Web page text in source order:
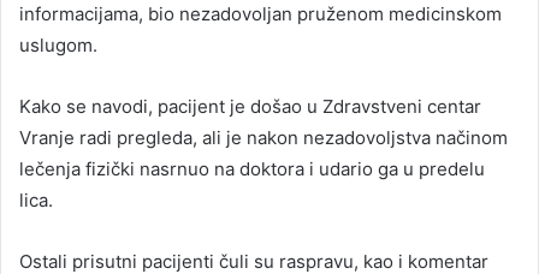
informacijama, bio nezadovoljan pruženom medicinskom
uslugom.
Kako se navodi, pacijent je došao u Zdravstveni centar
Vranje radi pregleda, ali je nakon nezadovoljstva načinom
lečenja fizički nasrnuo na doktora i udario ga u predelu
lica.
Ostali prisutni pacijenti čuli su raspravu, kao i komentar